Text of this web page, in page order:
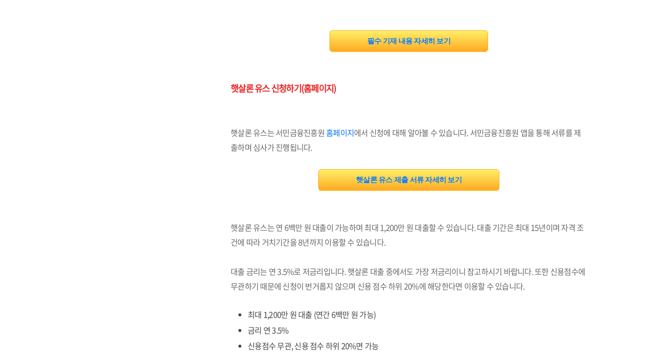
필수 기재 내용 자세히 보기
햇살론 유스 신청하기(홈페이지)
햇살론 유스는 서민금융진흥원홈페이지에서 신청에 대해 알아볼 수 있습니다. 서민금융진흥원 앱을 통해 서류를 제
출하며 심사가 진행됩니다.
햇살론 유스 제출 서류 자세히 보기
햇살론 유스는 연 6백만 원 대출이 가능하며 최대 1,200만 원 대출할 수 있습니다. 대출 기간은 최대 15년이며 자격 조
건에 따라 거치기간을 8년까지 이용할 수 있습니다.
대출 금리는 연 3.5%로 저금리입니다. 햇살론 대출 중에서도 가장 저금리이니 참고하시기 바랍니다. 또한 신용점수에
무관하기 때문에 신청이 번거롭지 않으며 신용 점수 하위 20%에 해당한다면 이용할 수 있습니다.
최대 1,200만 원 대출 (연간 6백만 원 가능)
금리 연 3.5%
신용점수 무관, 신용 점수 하위 20%면 가능